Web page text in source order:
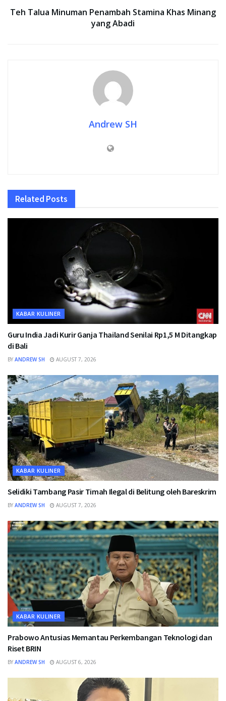
Teh Talua Minuman Penambah Stamina Khas Minang
yang Abadi
Andrew SH
Related Posts
KABAR KULINER
Guru India Jadi Kurir Ganja Thailand Senilai Rp1,5 M Ditangkap
di Bali
BY ANDREW SH AUGUST 7, 2026
KABAR KULINER
Selidiki Tambang Pasir Timah Ilegal di Belitung oleh Bareskrim
BY ANDREW SH AUGUST 7, 2026
KABAR KULINER
Prabowo Antusias Memantau Perkembangan Teknologi dan
Riset BRIN
BY ANDREW SH AUGUST 6, 2026